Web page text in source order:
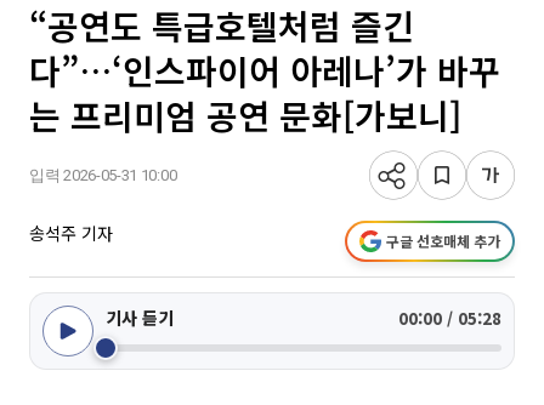
“공연도 특급호텔처럼 즐긴
다”…‘인스파이어 아레나’가 바꾸
는 프리미엄 공연 문화[가보니]
입력 2026-05-31 10:00
송석주 기자 구글 선호매체 추가
기사 듣기 00:00 / 05:28